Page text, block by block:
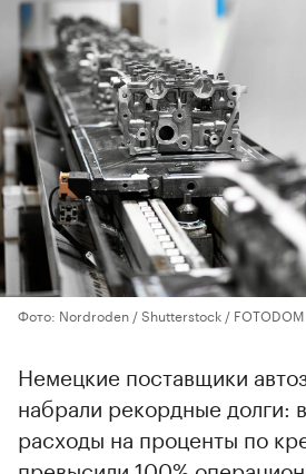
Фото: Nordroden / Shutterstock / FOTODOM
Немецкие поставщики
набрали рекордные долги:
расходы на проценты по